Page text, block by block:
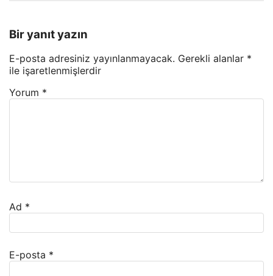
Bir yanıt yazın
E-posta adresiniz yayınlanmayacak. Gerekli alanlar *
ile işaretlenmişlerdir
Yorum *
Ad *
E-posta *